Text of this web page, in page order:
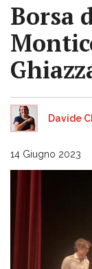
Borsa
Davide
14 Giugno 2023